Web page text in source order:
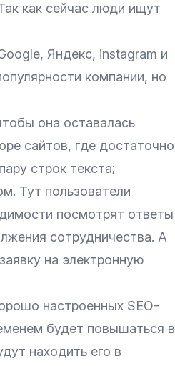
как сейчас люди ищут
Яндекс, instagram и
компании, но
она оставалась
сайтов, где достаточно
строк текста;
Тут пользователи
посмотрят ответы
сотрудничества. А
на электронную
настроенных SEO-
будет повышаться в
находить его в